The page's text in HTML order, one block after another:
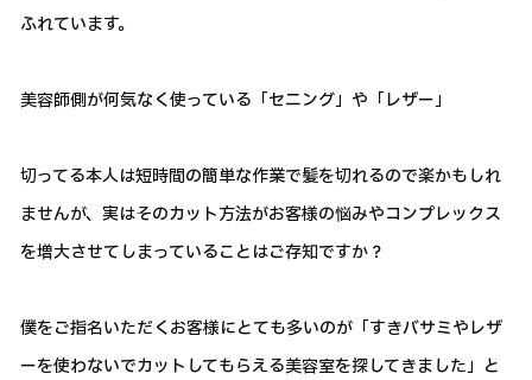
ふれています。
美容師側が何気なく使っている「セニング」や「レザー」
切ってる本人は短時間の簡単な作業で髪を切れるので楽かもしれ
ませんが、実はそのカット方法がお客様の悩みやコンプレックス
を増大させてしまっていることはご存知ですか？
僕をご指名いただくお客様にとても多いのが「すきバサミやレザ
ーを使わないでカットしてもらえる美容室を探してきました」と